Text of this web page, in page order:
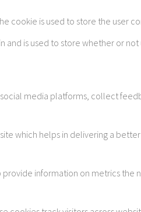
cookie is used to store the user
and is used to store whether or
media platforms, collect
which helps in delivering a
information on metrics the